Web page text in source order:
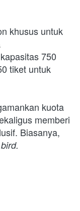
khusus untuk
750
tiket untuk
kuota
memberi
Biasanya,